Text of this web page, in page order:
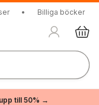
• Billiga böcker
till 50% →